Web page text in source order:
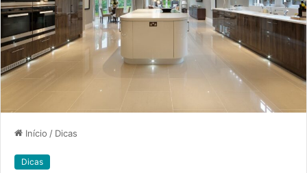
Início / Dicas
Dicas